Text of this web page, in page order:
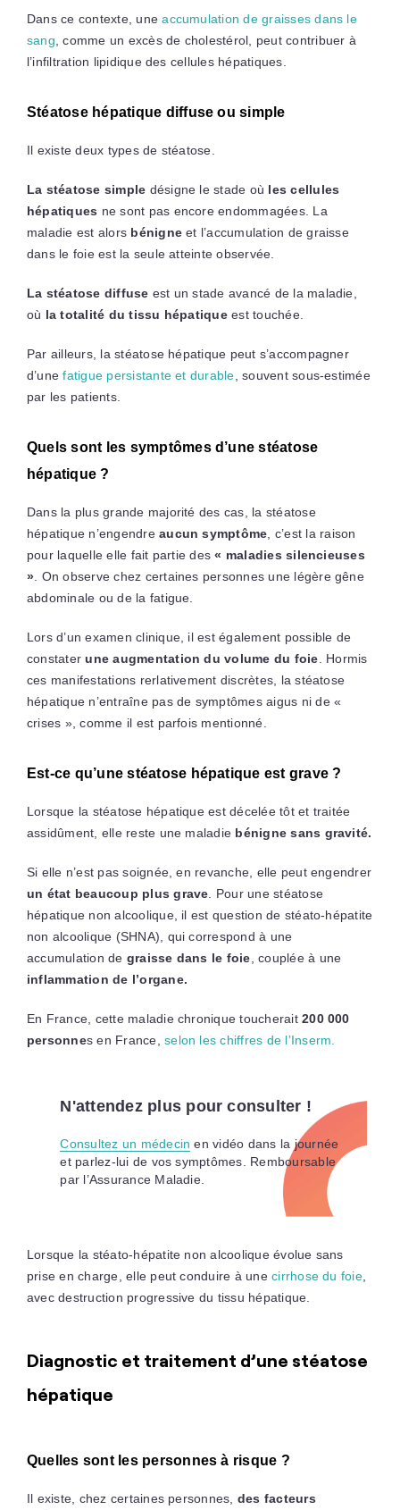
Dans ce contexte, uneaccumulation de graisses dans le
sang , comme un excès de cholestérol, peut contribuer à
l’infiltration lipidique des cellules hépatiques.
Stéatose hépatique diffuse ou simple
Il existe deux types de stéatose.
La stéatose simple désigne le stade où les cellules
hépatiques ne sont pas encore endommagées. La
maladie est alors bénigne et l’accumulation de graisse
dans le foie est la seule atteinte observée.
La stéatose diffuse est un stade avancé de la maladie,
où la totalité du tissu hépatiqueest touchée.
Par ailleurs, la stéatose hépatique peut s’accompagner
d’unefatigue persistante et durable , souvent sous-estimée
par les patients.
Quels sont les symptômes d’une stéatose
hépatique ?
Dans la plus grande majorité des cas, la stéatose
hépatique n’engendreaucun symptôme , c’est la raison
pour laquelle elle fait partie des« maladies silencieuses
» . On observe chez certaines personnes une légère gêne
abdominale ou de la fatigue.
Lors d’un examen clinique, il est également possible de
constaterune augmentation du volume du foie . Hormis
ces manifestations rerlativement discrètes, la stéatose
hépatique n’entraîne pas de symptômes aigus ni de «
crises », comme il est parfois mentionné.
Est-ce qu’une stéatose hépatique est grave ?
Lorsque la stéatose hépatique est décelée tôt et traitée
assidûment, elle reste une maladie bénigne sans gravité.
Si elle n’est pas soignée, en revanche, elle peut engendrer
un état beaucoup plus grave . Pour une stéatose
hépatique non alcoolique, il est question de stéato-hépatite
non alcoolique (SHNA), qui correspond à une
accumulation de graisse dans le foie , couplée à une
inflammation de l’organe.
En France, cette maladie chronique toucherait200 000
personnes en France,selon les chiffres de l’Inserm.
N'attendez plus pour consulter !
Consultez un médecin en vidéo dans la journée
et parlez-lui de vos symptômes. Remboursable
par l’Assurance Maladie.
Lorsque la stéato-hépatite non alcoolique évolue sans
prise en charge, elle peut conduire à unecirrhose du foie,
avec destruction progressive du tissu hépatique.
Diagnostic et traitement d’une stéatose
hépatique
Quelles sont les personnes à risque ?
Il existe, chez certaines personnes, des facteurs